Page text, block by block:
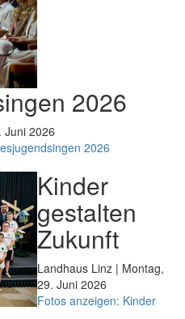
2026
Juni 2026
2026
Kinder
gestalten
Zukunft
Landhaus Linz | Montag,
29. Juni 2026
Fotos anzeigen: Kinder